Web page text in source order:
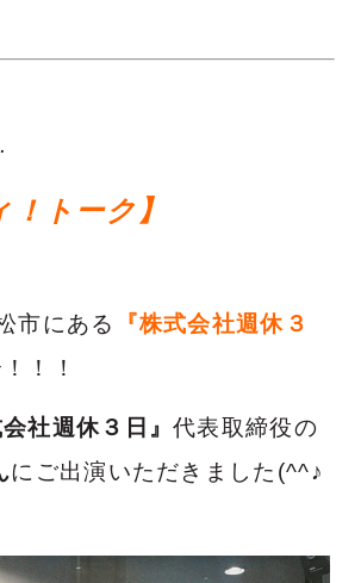
！トーク】
市にある
『株式会社週休３
！！
会社週休３日』代表取締役の
にご出演いただきました(^^♪